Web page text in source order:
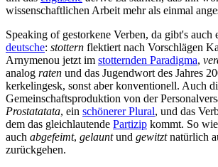
wissenschaftlichen Arbeit mehr als einmal
Speaking of gestorkene Verben, da gibt's auch
deutsche: stottern flektiert nach Vorschlägen
Arnymenou jetzt im stotternden Paradigma,
analog raten und das Jugendwort des Jahres
kerkelingesk, sonst aber konventionell. Auch
Gemeinschaftsproduktion von der
Prostatatata, ein schönerer Plural, und das
dem das gleichlautende Partizip kommt. So
auch abgefeimt, gelauntund gewitztnatürlich
zurückgehen.